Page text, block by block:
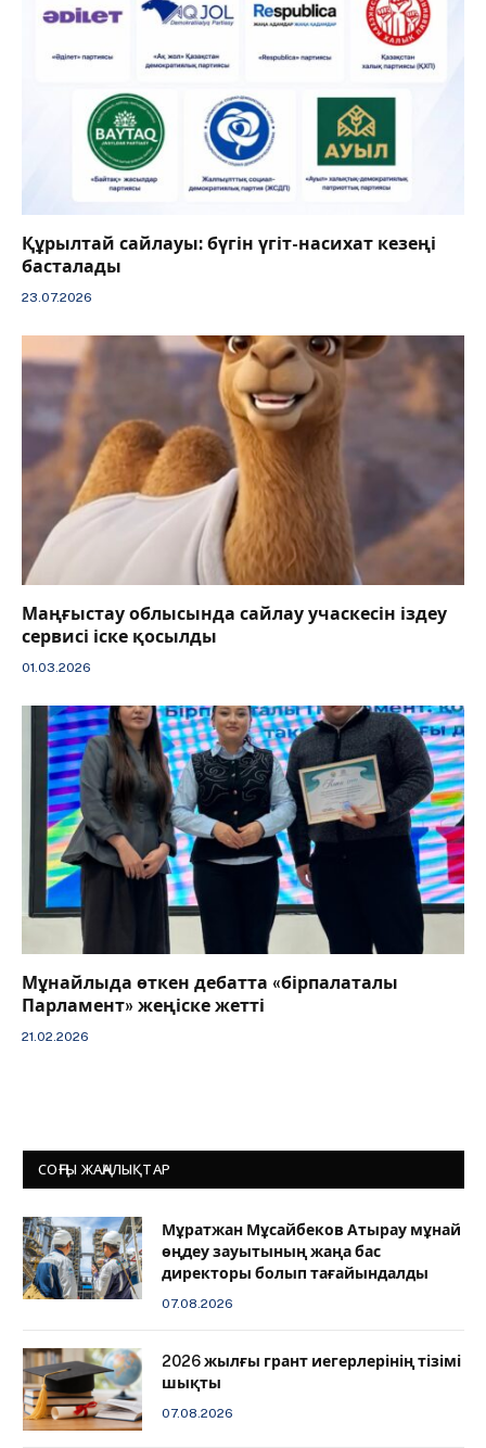
Құрылтай сайлауы: бүгін үгіт-насихат кезеңі
басталады
23.07.2026
Маңғыстау облысында сайлау учаскесін іздеу
сервисі іске қосылды
01.03.2026
Мұнайлыда өткен дебатта «бірпалаталы
Парламент» жеңіске жетті
21.02.2026
СОҢҒЫ ЖАҢАЛЫҚТАР
Мұратжан Мұсайбеков Атырау мұнай
өңдеу зауытының жаңа бас
директоры болып тағайындалды
07.08.2026
2026 жылғы грант иегерлерінің тізімі
шықты
07.08.2026